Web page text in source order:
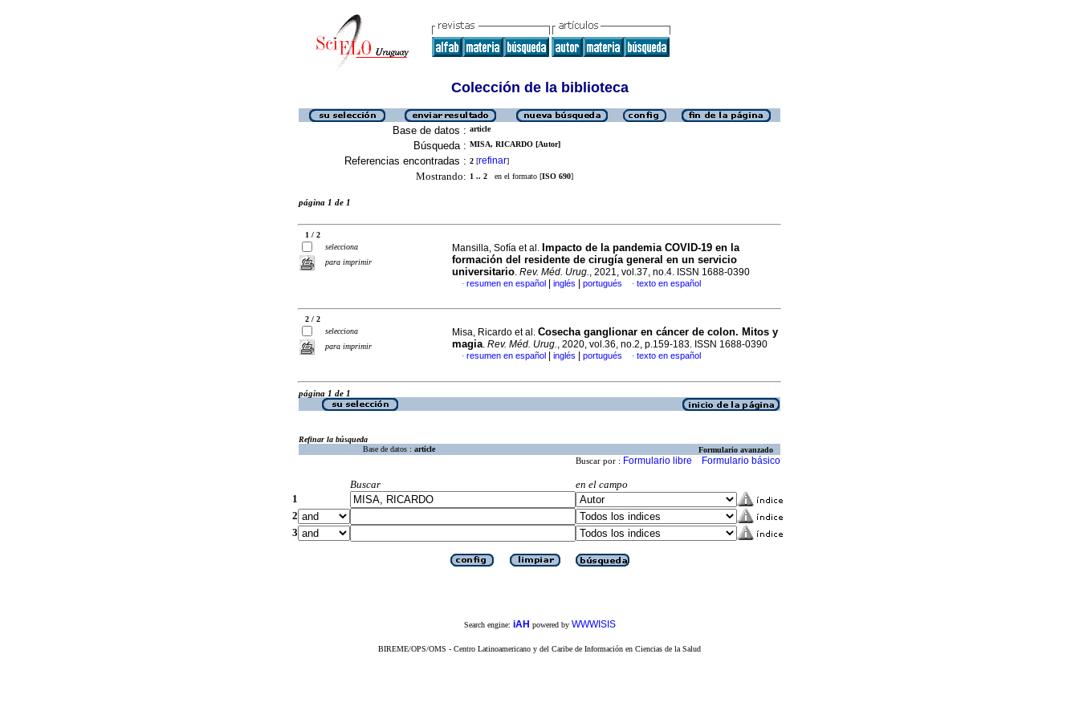
Colección de la biblioteca
Base de datos : article
Búsqueda : MISA, RICARDO [Autor]
Referencias encontradas : 2 [refinar]
Mostrando: 1 .. 2 en el formato [ISO 690]
página 1 de 1
1 / 2
selecciona
para imprimir
Mansilla, Sofía et al. Impacto de la pandemia COVID-19 en la
formación del residente de cirugía general en un servicio
universitario. Rev. Méd. Urug., 2021, vol.37, no.4. ISSN 1688-0390
· resumen en español inglés portugués · texto en español
2 / 2
selecciona
para imprimir
Misa, Ricardo et al. Cosecha ganglionar en cáncer de colon. Mitos y
magia. Rev. Méd. Urug., 2020, vol.36, no.2, p.159-183. ISSN 1688-0390
· resumen en español inglés portugués · texto en español
página 1 de 1
Refinar la búsqueda
Base de datos : article Formulario avanzado
Buscar por : Formulario libre Formulario básico
Buscar
en el campo
1
2
3
Search engine: iAH powered by WWWISIS
BIREME/OPS/OMS - Centro Latinoamericano y del Caribe de Información en Ciencias de la Salud